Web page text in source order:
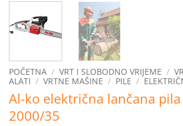
POČETNA / VRT I SLOBODNO VRIJEME /
ALATI / VRTNE MAŠINE / PILE /
Al-ko električna lančana pila
2000/35